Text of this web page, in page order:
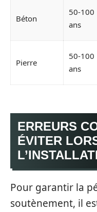
Béton
50-100
ans
Pierre
50-100
ans
ERREURS
ÉVITER
Pour garantir la
soutènement, il